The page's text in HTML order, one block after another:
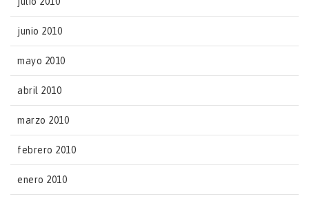
junio 2010
mayo 2010
abril 2010
marzo 2010
febrero 2010
enero 2010